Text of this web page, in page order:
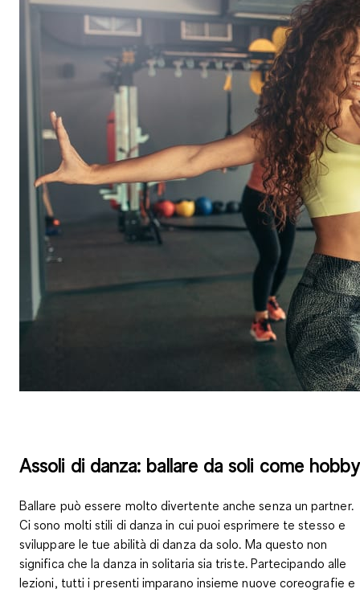
Assoli di danza: ballare da soli come hobby
Ballare può essere molto divertente anche senza un partner.
Ci sono molti stili di danza in cui puoi esprimere te stesso e
sviluppare le tue abilità di danza da solo. Ma questo non
significa che la danza in solitaria sia triste. Partecipando alle
lezioni, tutti i presenti imparano insieme nuove coreografie e